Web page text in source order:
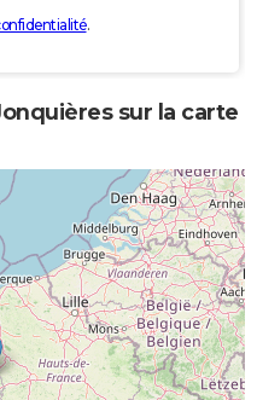
.
sur la carte